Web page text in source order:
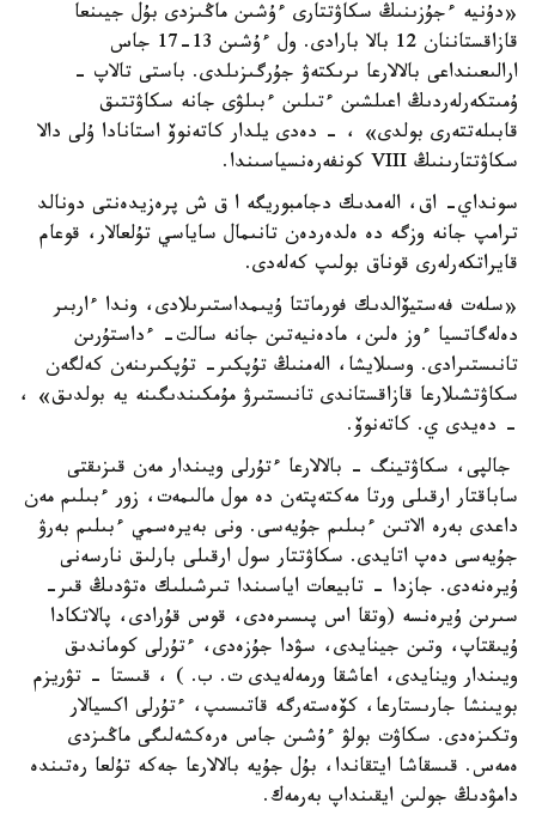
«دۇنيە ءجۇزىنىڭ سكاۋتتارى ءۇشىن ماڭىزدى بۇل جيىنعا
قازاقستاننان 12 بالا بارادى. ول ءۇشىن 13-17 جاس
ارالىعىنداعى بالالارعا ىرىكتەۋ جۇرگىزىلدى. باستى تالاپ -
ۇمىتكەرلەردىڭ اعىلشىن ءتىلىن ءبىلۋى جانە سكاۋتتىق
قابىلەتتەرى بولدى» ، - دەدى يلدار كاتەنوۆ استانادا ۇلى دالا
سكاۋتتارىنىڭ VIII كونفەرەنسياسىندا.
سونداي- اق، الەمدىك دجامبوريگە ا ق ش پرەزيدەنتى دونالد
ترامپ جانە وزگە دە ەلدەردەن تانىمال ساياسي تۇلعالار، قوعام
قايراتكەرلەرى قوناق بولىپ كەلەدى.
«سلەت فەستيۆالدىك فورماتتا ۇيىمداستىرىلادى، وندا ءاربىر
دەلەگاتسيا ءوز ەلىن، مادەنيەتىن جانە سالت- ءداستۇرىن
تانىستىرادى. وسىلايشا، الەمنىڭ تۇپكىر- تۇپكىرىنەن كەلگەن
سكاۋتشىلارعا قازاقستاندى تانىستىرۋ مۇمكىندىگىنە يە بولدىق» ،
- دەيدى ي. كاتەنوۆ.
جالپى، سكاۋتينگ - بالالارعا ءتۇرلى ويىندار مەن قىزىقتى
ساباقتار ارقىلى ورتا مەكتەپتەن دە مول مالىمەت، زور ءبىلىم مەن
داعدى بەرە الاتىن ءبىلىم جۇيەسى. ونى بەيرەسمي ءبىلىم بەرۋ
جۇيەسى دەپ اتايدى. سكاۋتتار سول ارقىلى بارلىق نارسەنى
ۇيرەنەدى. جازدا - تابيعات اياسىندا تىرشىلىك ەتۋدىڭ قىر-
سىرىن ۇيرەنسە (وتقا اس پىسىرەدى، قوس قۇرادى، پالاتكادا
ۇيىقتاپ، وتىن جينايدى، سۋدا جۇزەدى، ءتۇرلى كوماندىق
ويىندار وينايدى، اعاشقا ورمەلەيدى ت. ب. ) ، قىستا - تۋريزم
بويىنشا جارىستارعا، كۆەستەرگە قاتىسىپ، ءتۇرلى اكسيالار
وتكىزەدى. سكاۋت بولۋ ءۇشىن جاس ەرەكشەلىگى ماڭىزدى
ەمەس. قىسقاشا ايتقاندا، بۇل جۇيە بالالارعا جەكە تۇلعا رەتىندە
دامۋدىڭ جولىن ايقىنداپ بەرمەك.